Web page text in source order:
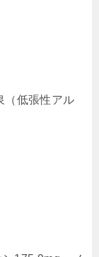
（低張性アル